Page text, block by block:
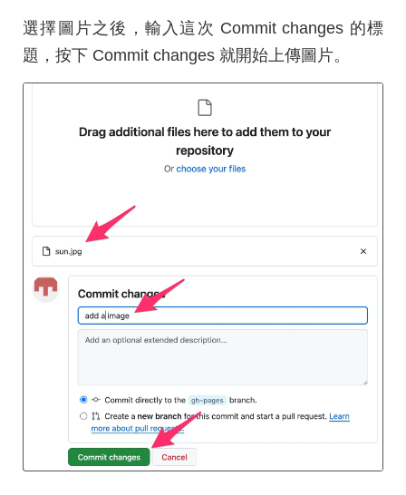
選擇圖片之後，輸入這次 Commit changes 的標
題，按下 Commit changes 就開始上傳圖片。